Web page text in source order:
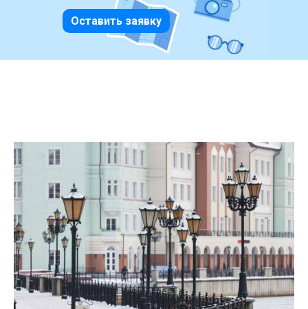
Оставить заявку